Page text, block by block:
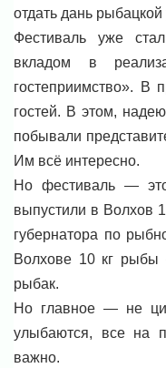
отдать дань рыбацкой
Фестиваль уже
вкладом в
гостеприимство».
гостей. В этом,
побывали
Им всё интересно.
Но фестиваль —
выпустили в Волхов
губернатора по
Волхове 10 кг
рыбак.
Но главное — не
улыбаются, все на
важно.